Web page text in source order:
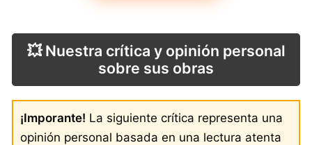
💥 Nuestra crítica y opinión personal
sobre sus obras
¡Imporante! La siguiente crítica representa una
opinión personal basada en una lectura atenta